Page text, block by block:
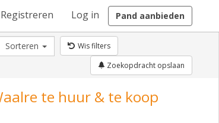
Registreren Log in Pand aanbieden
Sorteren
Wis filters
Zoekopdracht opslaan
te huur & te koop